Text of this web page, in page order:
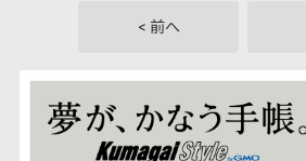
< 前へ